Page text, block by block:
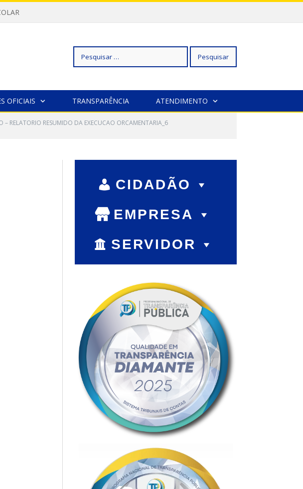
Pesquisar
por:
OFICIAIS TRANSPARÊNCIA ATENDIMENTO
– RELATORIO RESUMIDO DA EXECUCAO ORCAMENTARIA_6
CIDADÃO
EMPRESA
SERVIDOR